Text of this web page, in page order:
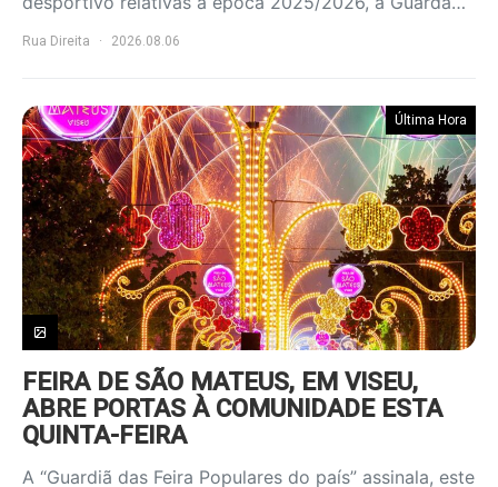
Rua Direita 2026.08.06
Última Hora
FEIRA DE SÃO MATEUS, EM VISEU,
ABRE PORTAS À COMUNIDADE ESTA
QUINTA-FEIRA
A “Guardiã das Feira Populares do país” assinala, este